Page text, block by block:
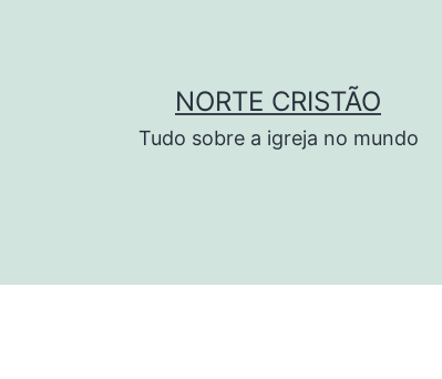
NORTE CRISTÃO
Tudo sobre a igreja no mundo